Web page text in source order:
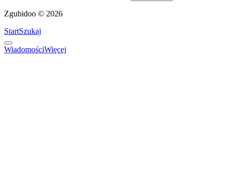
Zgubidoo © 2026
StartSzukaj
WiadomościWięcej